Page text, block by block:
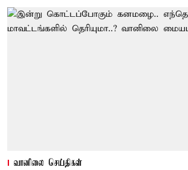
வானிலை செய்திகள்